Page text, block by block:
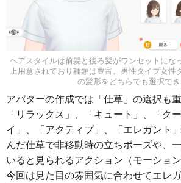
ヘアスタイルは前髪と後ろ髪がワンセットにな
上用意されており種類は豊富。男性タイプ女性
の髪形をどちらでも選択で
アバターの作成では「仕草」の選択も重
「リラックス」、「キュート」、「ク
イ」、「アクティブ」、「エレガント
んだ仕草で非移動時の立ちポーズや、
いると見られるアクション（モーショ
今回は見た目の雰囲気に合わせてエレ